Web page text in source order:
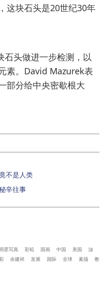
这块石头是20世纪30年
头做进一步检测，以
素。David Mazurek表
部分给中央密歇根大
不是人类
辛往事
星写真 彩铅 国画 中国 美国
油
余建祥 发展 国际 全球 素描
教